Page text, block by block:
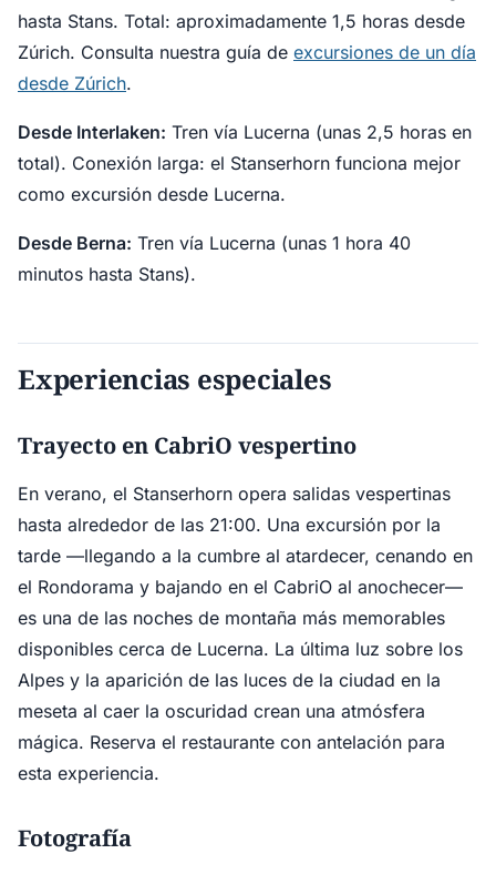
hasta Stans. Total: aproximadamente 1,5 horas desde
Zúrich. Consulta nuestra guía de excursiones de un día
desde Zúrich.
Desde Interlaken: Tren vía Lucerna (unas 2,5 horas en
total). Conexión larga: el Stanserhorn funciona mejor
como excursión desde Lucerna.
Desde Berna: Tren vía Lucerna (unas 1 hora 40
minutos hasta Stans).
Experiencias especiales
Trayecto en CabriO vespertino
En verano, el Stanserhorn opera salidas vespertinas
hasta alrededor de las 21:00. Una excursión por la
tarde —llegando a la cumbre al atardecer, cenando en
el Rondorama y bajando en el CabriO al anochecer—
es una de las noches de montaña más memorables
disponibles cerca de Lucerna. La última luz sobre los
Alpes y la aparición de las luces de la ciudad en la
meseta al caer la oscuridad crean una atmósfera
mágica. Reserva el restaurante con antelación para
esta experiencia.
Fotografía